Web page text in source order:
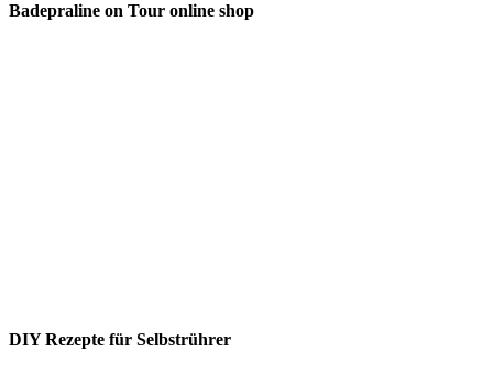
Badepraline on Tour online shop
DIY Rezepte für Selbstrührer